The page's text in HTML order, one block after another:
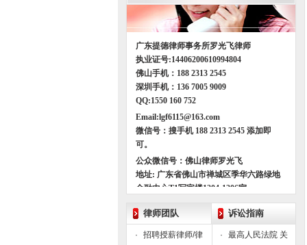
院司法观点、最高人民法院的裁判意见、
最高人民法院司法政策与指导案例（这些
件，且对全国司法实践具有重大的参考价
值，有的是最高人民法院向全国公布的指
导案例），把法律理论和法律实务紧密结
合，为当事人提供法律意见时，不仅站在
次上实事求是地替客户解决实际问题。帮
助当事人预防法律风险、走出面临的法律
律师的使命。
以合法手段追求当事人利益最大化是我
们的职业理念。
本网站在首页下分公司法务、婚姻遗
广东提德律师事务所罗光飞律师
执业证号:14406200610994804
佛山手机： 188 2313 2545
深圳手机： 136 7005 9009
QQ:1550 160 752
Email:lgf6115@163.com
微信号：搜手机 188 2313 2545 添加即
可。
公众微信号：佛山律师罗光飞
地址: 广东省佛山市禅城区季华六路绿地
金融中心T1写字楼1204-1206室。
106,130,132,150,151,168,259,226等公交
车经过,公交站台 镇安站
律师团队 诉讼指南
·
招聘授薪律师/律
·
最高人民法院 关